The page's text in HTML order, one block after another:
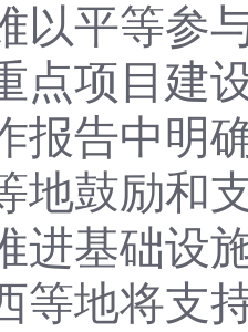
以平等参
点项目建
报告中明
地鼓励和
进基础设
等地将支